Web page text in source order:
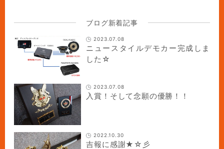
ブログ新着記事
2023.07.08
ニュースタイルデモカー完成しま
した☆
2023.07.08
入賞！そして念願の優勝！！
2022.10.30
吉報に感謝★☆彡